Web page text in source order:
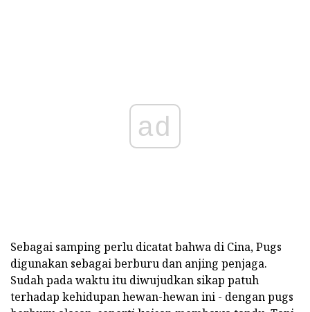
ad
Sebagai samping perlu dicatat bahwa di Cina, Pugs
digunakan sebagai berburu dan anjing penjaga.
Sudah pada waktu itu diwujudkan sikap patuh
terhadap kehidupan hewan-hewan ini - dengan pugs